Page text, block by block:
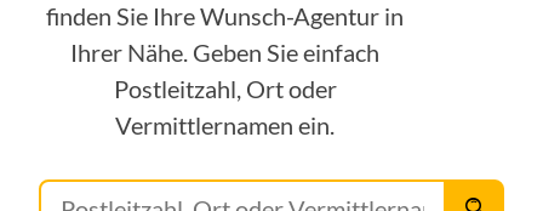
finden Sie Ihre Wunsch-Agentur in
Ihrer Nähe. Geben Sie einfach
Postleitzahl, Ort oder
Vermittlernamen ein.